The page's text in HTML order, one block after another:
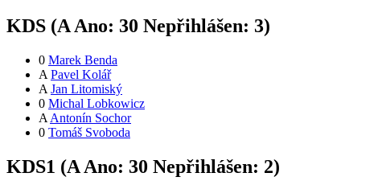
KDS (A Ano: 30 Nepřihlášen: 3)
0 Marek Benda
A Pavel Kolář
A Jan Litomiský
0 Michal Lobkowicz
A Antonín Sochor
0 Tomáš Svoboda
KDS1 (A Ano: 30 Nepřihlášen: 2)